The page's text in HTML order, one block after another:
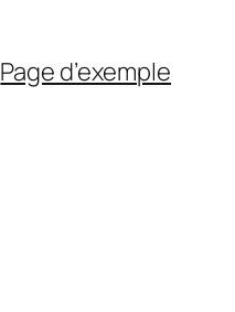
Page d’exemple